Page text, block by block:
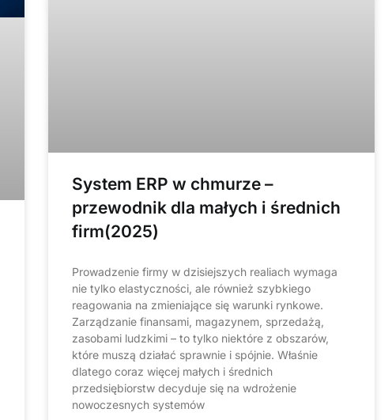
System ERP w chmurze –
przewodnik dla małych i średnich
firm(2025)
Prowadzenie firmy w dzisiejszych realiach wymaga
nie tylko elastyczności, ale również szybkiego
reagowania na zmieniające się warunki rynkowe.
Zarządzanie finansami, magazynem, sprzedażą,
zasobami ludzkimi – to tylko niektóre z obszarów,
które muszą działać sprawnie i spójnie. Właśnie
dlatego coraz więcej małych i średnich
przedsiębiorstw decyduje się na wdrożenie
nowoczesnych systemów